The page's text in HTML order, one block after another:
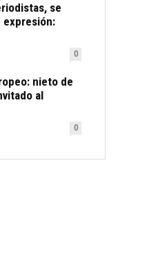
se
expresión:
0
nieto de
al
0